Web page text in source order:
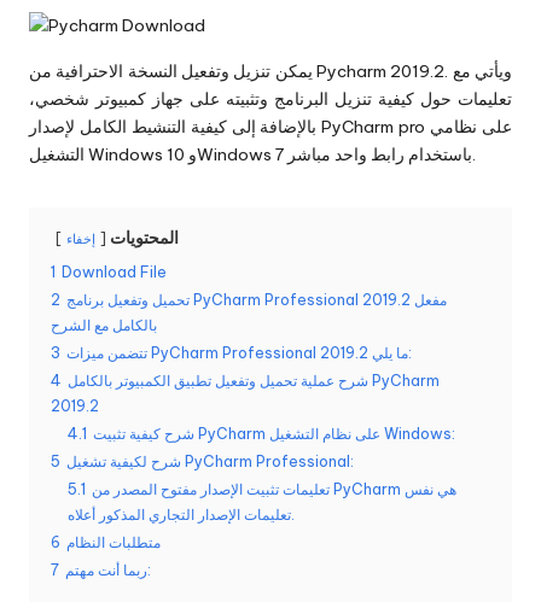
يمكن تنزيل وتفعيل النسخة الاحترافية من Pycharm 2019.2. ويأتي مع
تعليمات حول كيفية تنزيل البرنامج وتثبيته على جهاز كمبيوتر شخصي،
بالإضافة إلى كيفية التنشيط الكامل لإصدار PyCharm pro على نظامي
التشغيل Windows 10 وWindows 7 باستخدام رابط واحد مباشر.
المحتويات إخفاء
1 Download File
2 تحميل وتفعيل برنامج PyCharm Professional 2019.2 مفعل
بالكامل مع الشرح
3
تتضمن ميزات PyCharm Professional 2019.2 ما يلي:
4 شرح عملية تحميل وتفعيل تطبيق الكمبيوتر بالكامل PyCharm
2019.2
4.1
شرح كيفية تثبيت PyCharm على نظام التشغيل Windows:
5
شرح لكيفية تشغيل PyCharm Professional:
5.1 تعليمات تثبيت الإصدار مفتوح المصدر من PyCharm هي نفس
تعليمات الإصدار التجاري المذكور أعلاه.
6 متطلبات النظام
7
ربما أنت مهتم: